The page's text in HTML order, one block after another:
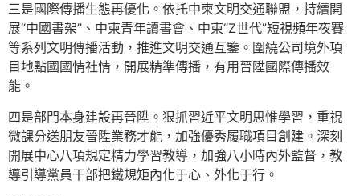
三是國際傳播生態再優化。依托中柬文明交通聯盟，持續開
展“中國書架”、中柬青年讀書會、中柬“Z世代”短視頻年夜賽
等系列文明傳播活動，推進文明交通互鑒。圍繞公司境外項
目地點國國情社情，開展精準傳播，有用晉陞國際傳播效
能。
四是部門本身建設再晉陞。狠抓習近平文明思惟學習，重視
微課分送朋友晉陞業務才能，加強優秀履職項目創建。深刻
開展中心八項規定精力學習教導，加強八小時內外監督，教
導引導黨員干部把鐵規矩內化于心、外化于行。